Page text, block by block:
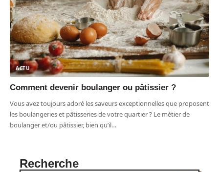
ACTU
Comment devenir boulanger ou pâtissier ?
Vous avez toujours adoré les saveurs exceptionnelles que proposent
les boulangeries et pâtisseries de votre quartier ? Le métier de
boulanger et/ou pâtissier, bien qu’il…
Recherche